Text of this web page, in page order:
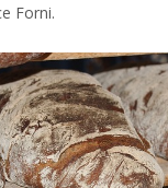
Forni.